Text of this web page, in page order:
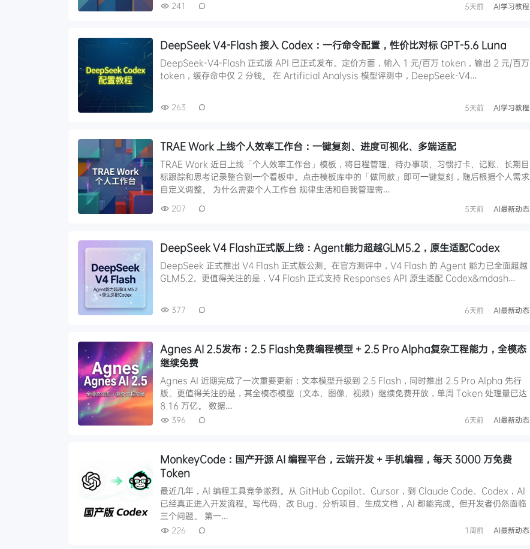
241 5天前 AI学习教程
DeepSeek V4-Flash 接入 Codex：一行命令配置，性价比对标 GPT-5.6 Luna
DeepSeek-V4-Flash 正式版 API 已正式发布。定价方面，输入 1 元/百万 token，输出 2 元/百万
token，缓存命中仅 2 分钱。 在 Artificial Analysis 模型评测中，DeepSeek-V4…
263 5天前 AI学习教程
TRAE Work 上线个人效率工作台：一键复刻、进度可视化、多端适配
TRAE Work 近日上线「个人效率工作台」模板，将日程管理、待办事项、习惯打卡、记账、长期目
标跟踪和思考记录整合到一个看板中。点击模板库中的「做同款」即可一键复刻，随后根据个人需求
自定义调整。 为什么需要个人工作台 规律生活和自我管理需…
207 5天前 AI最新动态
DeepSeek V4 Flash正式版上线：Agent能力超越GLM5.2，原生适配Codex
DeepSeek 正式推出 V4 Flash 正式版公测。在官方测评中，V4 Flash 的 Agent 能力已全面超越
GLM5.2。更值得关注的是，V4 Flash 正式支持 Responses API 原生适配 Codex&mdash…
377 6天前 AI最新动态
Agnes AI 2.5发布：2.5 Flash免费编程模型 + 2.5 Pro Alpha复杂工程能力，全模态
继续免费
Agnes AI 近期完成了一次重要更新：文本模型升级到 2.5 Flash，同时推出 2.5 Pro Alpha 先行
版。更值得关注的是，其全模态模型（文本、图像、视频）继续免费开放，单周 Token 处理量已达
8.16 万亿。 数据…
396 6天前 AI最新动态
MonkeyCode：国产开源 AI 编程平台，云端开发 + 手机编程，每天 3000 万免费
Token
最近几年，AI 编程工具竞争激烈。从 GitHub Copilot、Cursor，到 Claude Code、Codex，AI
已经真正进入开发流程。写代码、改 Bug、分析项目、生成文档，AI 都能完成。但开发者仍然面临
三个问题。 第一…
226 1周前 AI最新动态